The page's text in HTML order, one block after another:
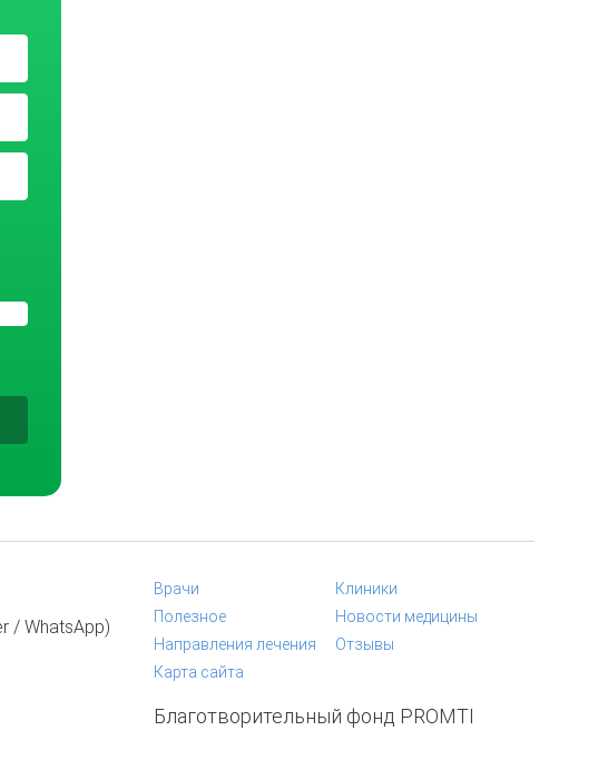
/ WhatsApp)
Врачи
Клиники
Полезное
Новости медицины
Направления лечения
Отзывы
Карта сайта
Благотворительный фонд PROMTI